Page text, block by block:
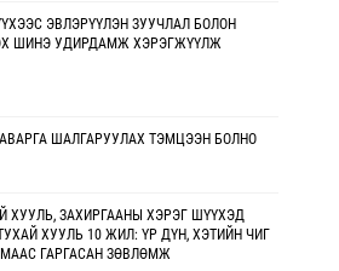
ЭВЛЭРҮҮЛЭН ЗУУЧЛАЛ БОЛОН
ШИНЭ УДИРДАМЖ ХЭРЭГЖҮҮЛЖ
ШАЛГАРУУЛАХ ТЭМЦЭЭН БОЛНО
ХУУЛЬ, ЗАХИРГААНЫ ХЭРЭГ ШҮҮХЭД
ХУУЛЬ 10 ЖИЛ: ҮР ДҮН, ХЭТИЙН ЧИГ
ГАРГАСАН ЗӨВЛӨМЖ